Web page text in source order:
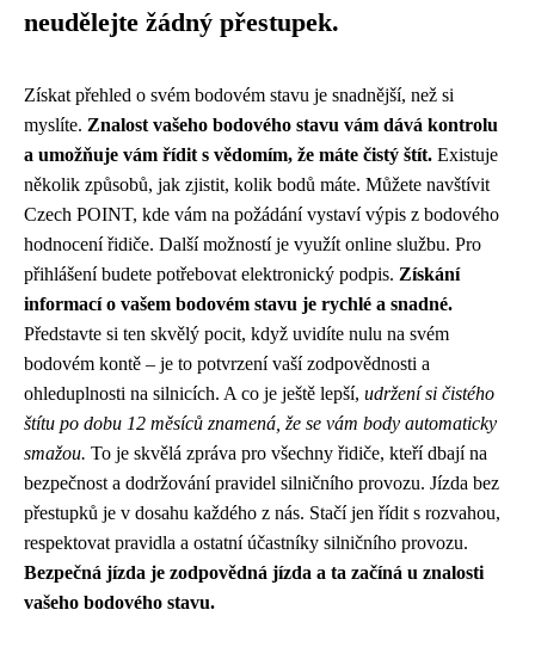
neudělejte žádný přestupek.
Získat přehled o svém bodovém stavu je snadnější, než si
myslíte. Znalost vašeho bodového stavu vám dává kontrolu
a umožňuje vám řídit s vědomím, že máte čistý štít. Existuje
několik způsobů, jak zjistit, kolik bodů máte. Můžete navštívit
Czech POINT, kde vám na požádání vystaví výpis z bodového
hodnocení řidiče. Další možností je využít online službu. Pro
přihlášení budete potřebovat elektronický podpis. Získání
informací o vašem bodovém stavu je rychlé a snadné.
Představte si ten skvělý pocit, když uvidíte nulu na svém
bodovém kontě – je to potvrzení vaší zodpovědnosti a
ohleduplnosti na silnicích. A co je ještě lepší, udržení si čistého
štítu po dobu 12 měsíců znamená, že se vám body automaticky
smažou. To je skvělá zpráva pro všechny řidiče, kteří dbají na
bezpečnost a dodržování pravidel silničního provozu. Jízda bez
přestupků je v dosahu každého z nás. Stačí jen řídit s rozvahou,
respektovat pravidla a ostatní účastníky silničního provozu.
Bezpečná jízda je zodpovědná jízda a ta začíná u znalosti
vašeho bodového stavu.